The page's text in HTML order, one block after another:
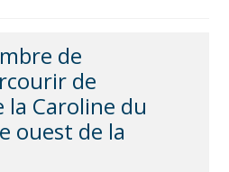
de
de
la Caroline du
ouest de la